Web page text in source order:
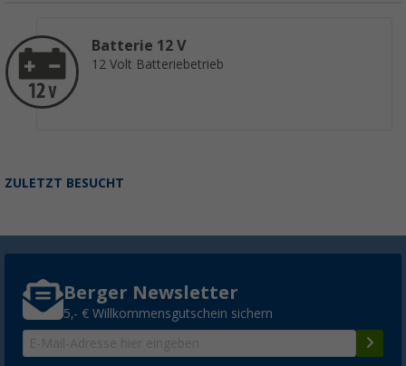
Batterie 12 V
12 Volt Batteriebetrieb
ZULETZT BESUCHT
Berger Newsletter
5,- € Willkommensgutschein sichern